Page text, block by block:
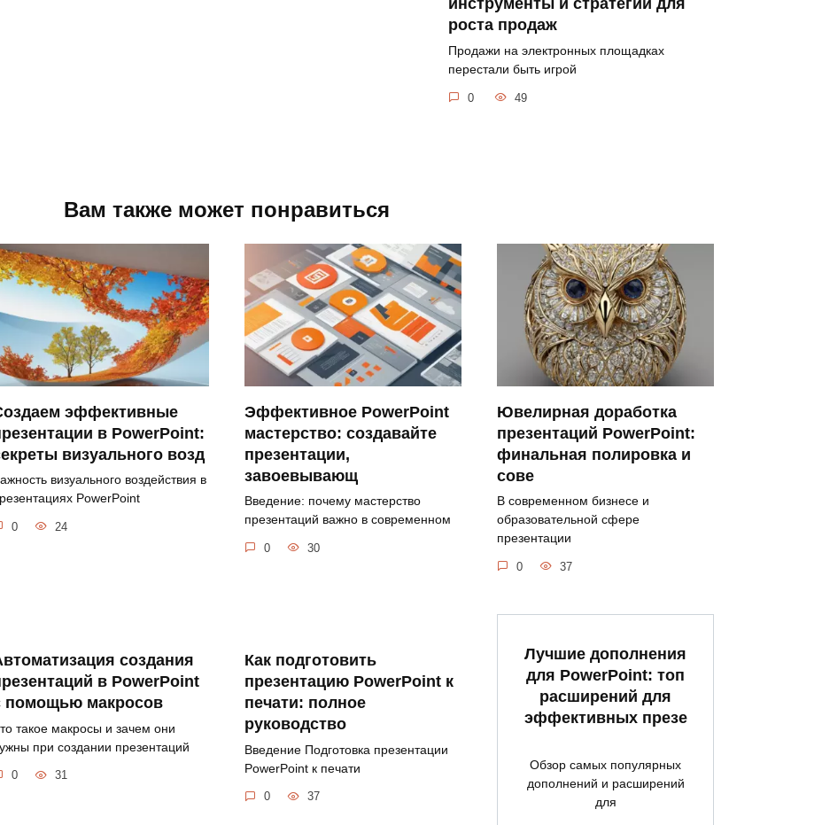
инструменты и стратегии для
роста продаж
Продажи на электронных площадках
перестали быть игрой
0 49
Вам также может понравиться
эффективные
в PowerPoint:
визуального возд
визуального воздействия в
PowerPoint
0 24
Эффективное PowerPoint
мастерство: создавайте
презентации,
завоевывающ
Введение: почему мастерство
презентаций важно в современном
0 30
Ювелирная доработка
презентаций PowerPoint:
финальная полировка и
сове
В современном бизнесе и
образовательной сфере
презентации
0 37
создания
в PowerPoint
помощью макросов
такое макросы и зачем они
при создании презентаций
0 31
Как подготовить
презентацию PowerPoint к
печати: полное
руководство
Введение Подготовка презентации
PowerPoint к печати
0 37
Лучшие дополнения
для PowerPoint: топ
расширений для
эффективных презе
Обзор самых популярных
дополнений и расширений
для